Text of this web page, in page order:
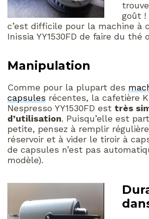
goût !
c’est difficile pour la machine à
Inissia YY1530FD de faire du thé
Manipulation
Comme pour la plupart des
capsules récentes, la cafetière
Nespresso YY1530FD est très
d’utilisation. Puisqu’elle est
petite, pensez à remplir
réservoir et à vider le tiroir à
de capsules n’est pas
modèle).